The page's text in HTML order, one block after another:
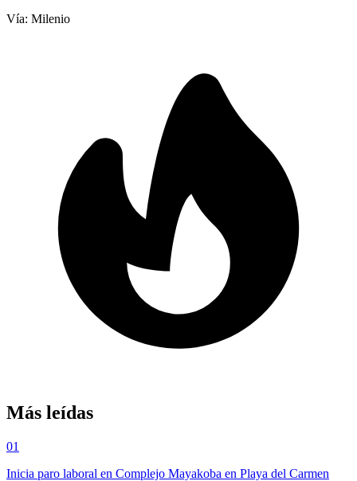
Vía: Milenio
Más leídas
01
Inicia paro laboral en Complejo Mayakoba en Playa del Carmen